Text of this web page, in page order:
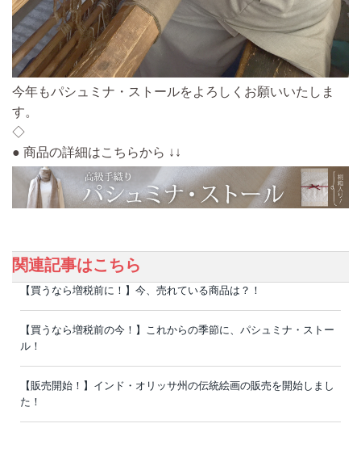
今年もパシュミナ・ストールをよろしくお願いいたしま
す。
◇
● 商品の詳細はこちらから ↓↓
関連記事はこちら
【買うなら増税前に！】今、売れている商品は？！
【買うなら増税前の今！】これからの季節に、パシュミナ・ストー
ル！
【販売開始！】インド・オリッサ州の伝統絵画の販売を開始しまし
た！